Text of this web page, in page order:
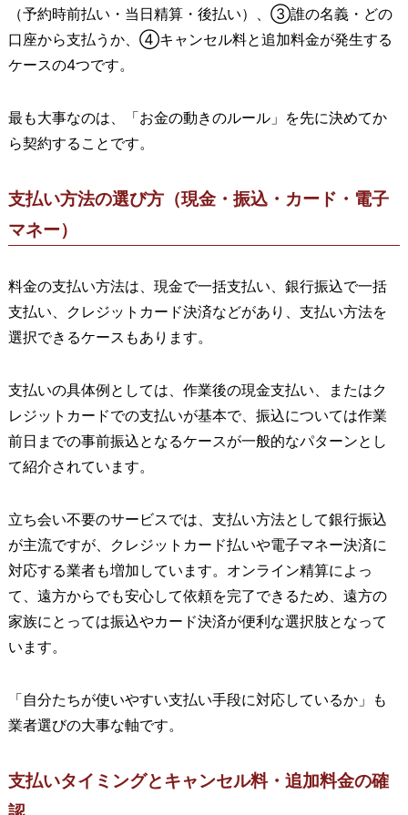
（予約時前払い・当日精算・後払い）、③誰の名義・どの
口座から支払うか、④キャンセル料と追加料金が発生する
ケースの4つです。
最も大事なのは、「お金の動きのルール」を先に決めてか
ら契約することです。
支払い方法の選び方（現金・振込・カード・電子
マネー）
料金の支払い方法は、現金で一括支払い、銀行振込で一括
支払い、クレジットカード決済などがあり、支払い方法を
選択できるケースもあります。
支払いの具体例としては、作業後の現金支払い、またはク
レジットカードでの支払いが基本で、振込については作業
前日までの事前振込となるケースが一般的なパターンとし
て紹介されています。
立ち会い不要のサービスでは、支払い方法として銀行振込
が主流ですが、クレジットカード払いや電子マネー決済に
対応する業者も増加しています。オンライン精算によっ
て、遠方からでも安心して依頼を完了できるため、遠方の
家族にとっては振込やカード決済が便利な選択肢となって
います。
「自分たちが使いやすい支払い手段に対応しているか」も
業者選びの大事な軸です。
支払いタイミングとキャンセル料・追加料金の確